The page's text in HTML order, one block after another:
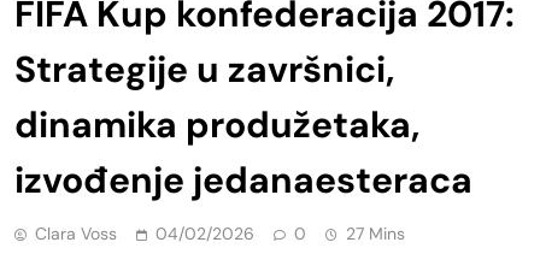
FIFA Kup konfederacija 2017:
Strategije u završnici,
dinamika produžetaka,
izvođenje jedanaesteraca
Clara Voss 04/02/2026 0 27 Mins